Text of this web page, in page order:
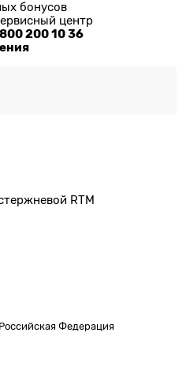
бонусов
центр
200 10 36
RTM
Российская Федерация